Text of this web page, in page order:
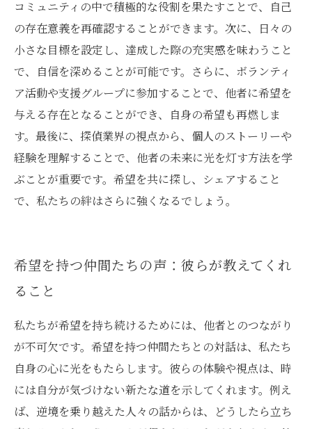
コミュニティの中で積極的な役割を果たすことで、自己
の存在意義を再確認することができます。次に、日々の
小さな目標を設定し、達成した際の充実感を味わうこと
で、自信を深めることが可能です。さらに、ボランティ
ア活動や支援グループに参加することで、他者に希望を
与える存在となることができ、自身の希望も再燃しま
す。最後に、探偵業界の視点から、個人のストーリーや
経験を理解することで、他者の未来に光を灯す方法を学
ぶことが重要です。希望を共に探し、シェアすること
で、私たちの絆はさらに強くなるでしょう。
希望を持つ仲間たちの声：彼らが教えてくれ
ること
私たちが希望を持ち続けるためには、他者とのつながり
が不可欠です。希望を持つ仲間たちとの対話は、私たち
自身の心に光をもたらします。彼らの体験や視点は、時
には自分が気づけない新たな道を示してくれます。例え
ば、逆境を乗り越えた人々の話からは、どうしたら立ち